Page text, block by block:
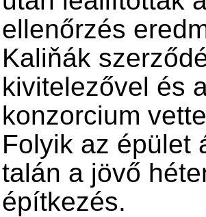
ellenőrzés
Kaliňák
kivitelezővel és
konzorcium
Folyik az épület
talán a jövő
építkezés.